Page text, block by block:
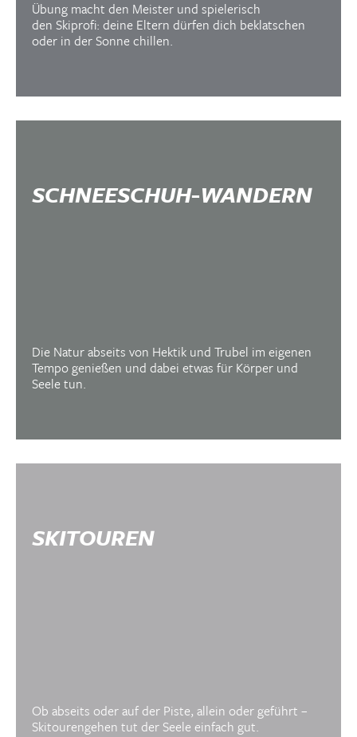
Übung macht den Meister und spielerisch
den Skiprofi: deine Eltern dürfen dich beklatschen
oder in der Sonne chillen.
SCHNEESCHUH-WANDERN
Die Natur abseits von Hektik und Trubel im eigenen
Tempo genießen und dabei etwas für Körper und
Seele tun.
SKITOUREN
Ob abseits oder auf der Piste, allein oder geführt –
Skitourengehen tut der Seele einfach gut.